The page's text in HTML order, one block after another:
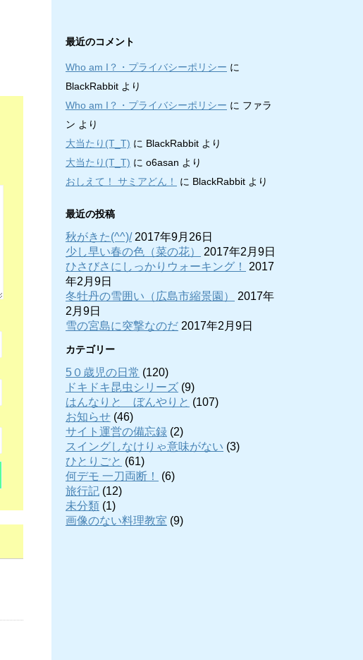
最近のコメント
Who am I？・プライバシーポリシー に
BlackRabbit より
Who am I？・プライバシーポリシー に ファラ
ン より
大当たり(T_T) に BlackRabbit より
大当たり(T_T) に o6asan より
おしえて！ サミアどん！
に BlackRabbit より
最近の投稿
秋がきた(^^)/ 2017年9月26日
少し早い春の色（菜の花）
2017年2月9日
ひさびさにしっかりウォーキング！
2017
年2月9日
冬牡丹の雪囲い（広島市縮景園）
2017年
2月9日
雪の宮島に突撃なのだ 2017年2月9日
カテゴリー
5０歳児の日常 (120)
ドキドキ昆虫シリーズ (9)
はんなりと ぼんやりと (107)
お知らせ (46)
サイト運営の備忘録 (2)
スイングしなけりゃ意味がない (3)
ひとりごと (61)
何デモ 一刀両断！
(6)
旅行記 (12)
未分類 (1)
画像のない料理教室 (9)